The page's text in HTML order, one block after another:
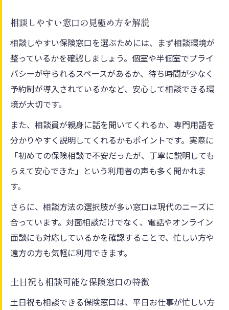
相談しやすい窓口の見極め方を解説
相談しやすい保険窓口を選ぶためには、まず相談環境が
整っているかを確認しましょう。個室や半個室でプライ
バシーが守られるスペースがあるか、待ち時間が少なく
予約制が導入されているかなど、安心して相談できる環
境が大切です。
また、相談員が親身に話を聞いてくれるか、専門用語を
分かりやすく説明してくれるかもポイントです。実際に
「初めての保険相談で不安だったが、丁寧に説明しても
らえて安心できた」という利用者の声も多く聞かれま
す。
さらに、相談方法の選択肢が多い窓口は現代のニーズに
合っています。対面相談だけでなく、電話やオンライン
面談にも対応しているかを確認することで、忙しい方や
遠方の方も気軽に利用できます。
土日祝も相談可能な保険窓口の特徴
土日祝も相談できる保険窓口は、平日お仕事が忙しい方